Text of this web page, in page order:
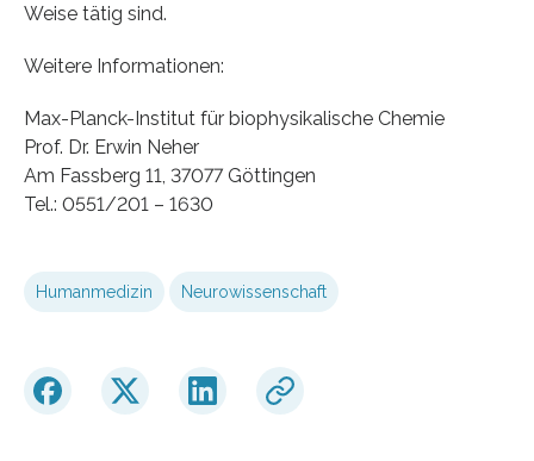
Weise tätig sind.
Weitere Informationen:
Max-Planck-Institut für biophysikalische Chemie
Prof. Dr. Erwin Neher
Am Fassberg 11, 37077 Göttingen
Tel.: 0551/201 – 1630
Humanmedizin Neurowissenschaft